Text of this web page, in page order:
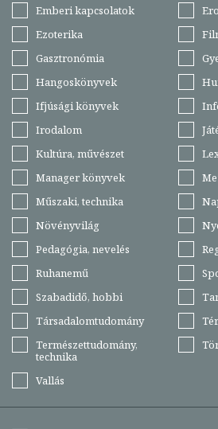
Emberi kapcsolatok
Ezoterika
Gasztronómia
Hangoskönyvek
Ifjúsági könyvek
Irodalom
Kultúra, művészet
Manager könyvek
Műszaki, technika
Növényvilág
Pedagógia, nevelés
Ruhanemű
Szabadidő, hobbi
Társadalomtudomány
Természettudomány,
technika
Vallás